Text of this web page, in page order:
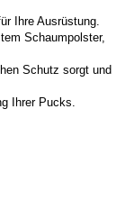
Ihre Ausrüstung.
Schaumpolster,
Schutz sorgt und
Ihrer Pucks.